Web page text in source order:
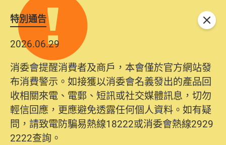
特別通告
2026.06.29
消委會提醒消費者及商戶，本會僅於官方網站發
布消費警示。如接獲以消委會名義發出的產品回
收相關來電、電郵、短訊或社交媒體訊息，切勿
輕信回應，更應避免透露任何個人資料。如有疑
問，請致電防騙易熱線18222或消委會熱線2929
2222查詢。
關閉